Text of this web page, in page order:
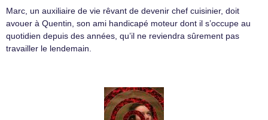
Marc, un auxiliaire de vie rêvant de devenir chef cuisinier, doit
avouer à Quentin, son ami handicapé moteur dont il s’occupe au
quotidien depuis des années, qu’il ne reviendra sûrement pas
travailler le lendemain.